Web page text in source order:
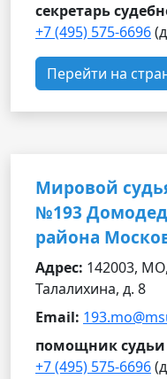
секретарь
+7 (495) 575-6696
Перейти на
Мировой
№193
района
Адрес: 142003,
Талалихина, д. 8
Email:
помощник судьи
+7 (495) 575-6696